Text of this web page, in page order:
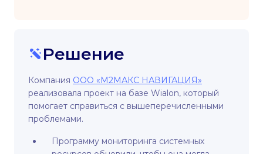
Решение
Компания ООО «‎М2МАКС НАВИГАЦИЯ»
реализовала проект на базе Wialon, который
помогает справиться с вышеперечисленными
проблемами.
Программу мониторинга системных